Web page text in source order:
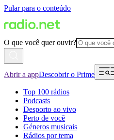
Pular para o conteúdo
O que você quer ouvir?
Abrir a appDescobrir o Prime
Top 100 rádios
Podcasts
Desporto ao vivo
Perto de você
Géneros musicais
Rádios por tema